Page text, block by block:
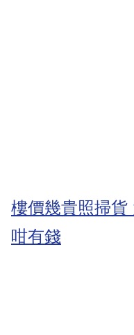
樓價幾貴照掃貨
咁有錢